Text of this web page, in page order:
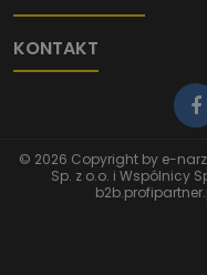
KONTAKT
© 2026 Copyright by e-
Sp. z o.o. i Wspólnicy